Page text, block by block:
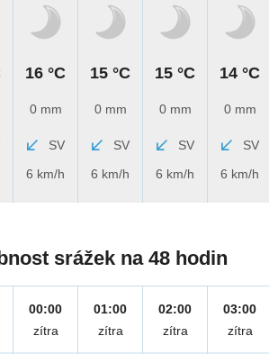
16 °C
0 mm
SV
6 km/h
15 °C
0 mm
SV
6 km/h
15 °C
0 mm
SV
6 km/h
14 °C
0 mm
SV
6 km/h
srážek na 48 hodin
00:00
zítra
01:00
zítra
02:00
zítra
03:00
zítra